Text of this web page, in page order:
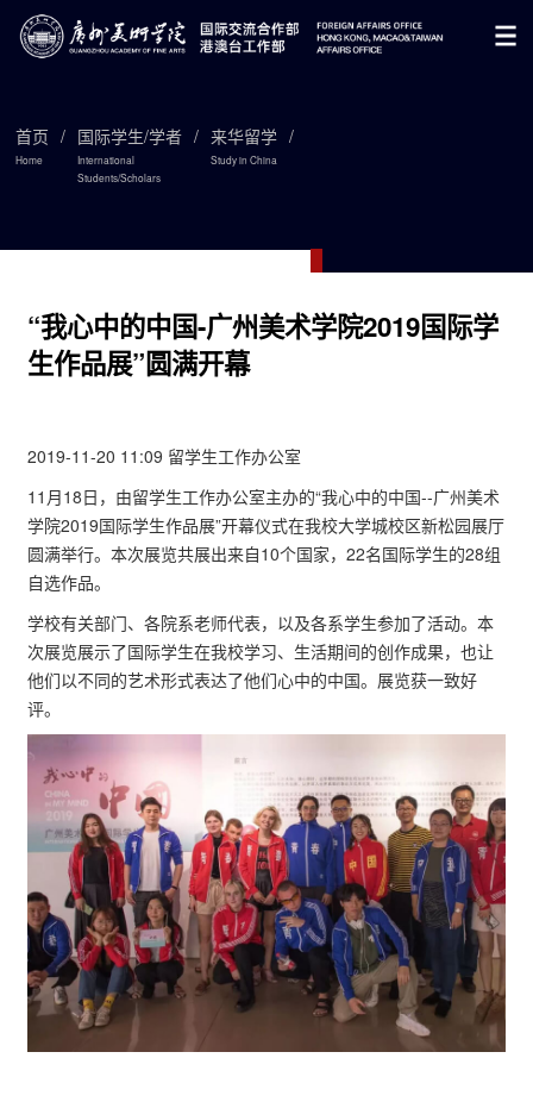
首页
Home
/ 国际学生/学者
International
Students/Scholars
/ 来华留学
Study in China
/
“我心中的中国-广州美术学院2019国际学
生作品展”圆满开幕
2019-11-20 11:09 留学生工作办公室
11月18日，由留学生工作办公室主办的“我心中的中国--广州美术
学院2019国际学生作品展”开幕仪式在我校大学城校区新松园展厅
圆满举行。本次展览共展出来自10个国家，22名国际学生的28组
自选作品。
学校有关部门、各院系老师代表，以及各系学生参加了活动。本
次展览展示了国际学生在我校学习、生活期间的创作成果，也让
他们以不同的艺术形式表达了他们心中的中国。展览获一致好
评。